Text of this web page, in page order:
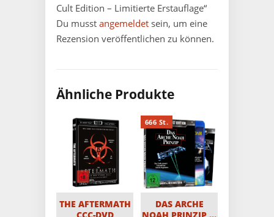
Cult Edition – Limitierte Erstauflage“
Du musst angemeldet sein, um eine
Rezension veröffentlichen zu können.
Ähnliche Produkte
THE AFTERMATH
666 St.
DAS ARCHE